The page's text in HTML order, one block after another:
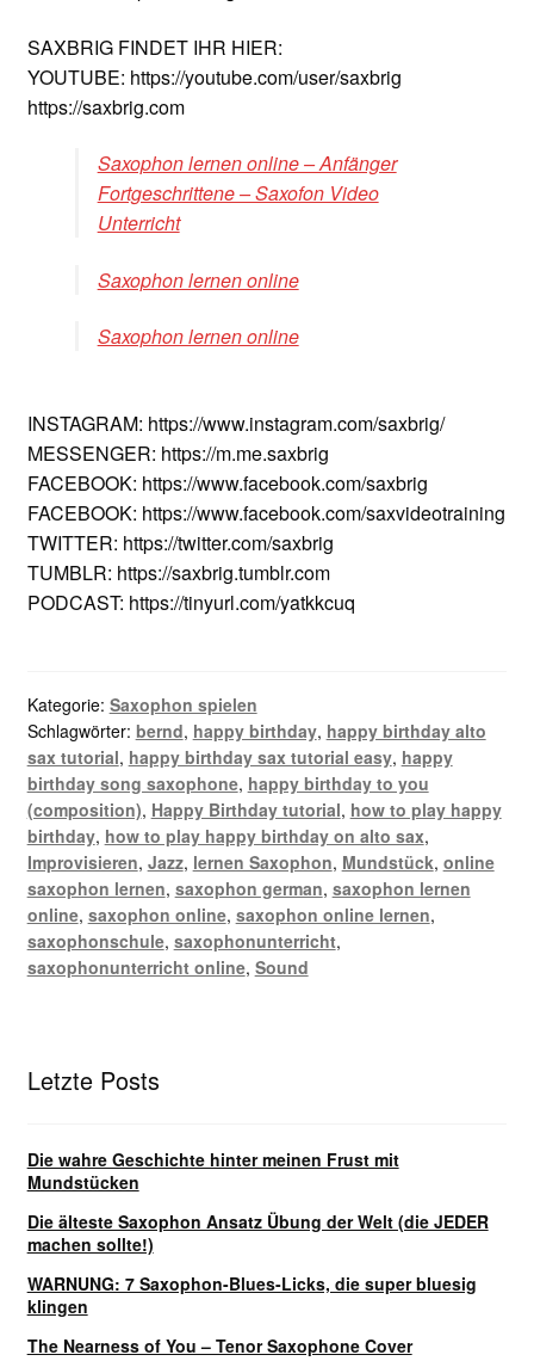
SAXBRIG FINDET IHR HIER:
YOUTUBE: https://youtube.com/user/saxbrig
https://saxbrig.com
Saxophon lernen online – Anfänger
Fortgeschrittene – Saxofon Video
Unterricht
Saxophon lernen online
Saxophon lernen online
INSTAGRAM: https://www.instagram.com/saxbrig/
MESSENGER: https://m.me.saxbrig
FACEBOOK: https://www.facebook.com/saxbrig
FACEBOOK: https://www.facebook.com/saxvideotraining
TWITTER: https://twitter.com/saxbrig
TUMBLR: https://saxbrig.tumblr.com
PODCAST: https://tinyurl.com/yatkkcuq
Kategorie: Saxophon spielen
Schlagwörter: bernd, happy birthday, happy birthday alto
sax tutorial, happy birthday sax tutorial easy, happy
birthday song saxophone, happy birthday to you
(composition), Happy Birthday tutorial, how to play happy
birthday, how to play happy birthday on alto sax,
Improvisieren, Jazz, lernen Saxophon, Mundstück, online
saxophon lernen, saxophon german, saxophon lernen
online, saxophon online, saxophon online lernen,
saxophonschule, saxophonunterricht,
saxophonunterricht online, Sound
Letzte Posts
Die wahre Geschichte hinter meinen Frust mit
Mundstücken
Die älteste Saxophon Ansatz Übung der Welt (die JEDER
machen sollte!)
WARNUNG: 7 Saxophon-Blues-Licks, die super bluesig
klingen
The Nearness of You – Tenor Saxophone Cover